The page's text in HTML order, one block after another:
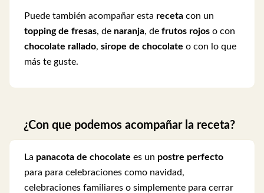
Puede también acompañar esta receta con un
topping de fresas, de naranja, de frutos rojos o con
chocolate rallado, sirope de chocolate o con lo que
más te guste.
¿Con que podemos acompañar la receta?
La panacota de chocolate es un postre perfecto
para para celebraciones como navidad,
celebraciones familiares o simplemente para cerrar